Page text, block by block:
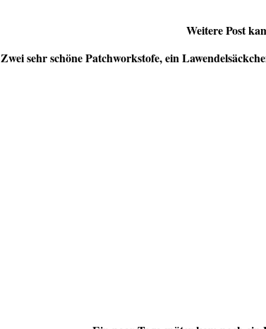
Weitere Post
Zwei sehr schöne Patchworkstofe, ein